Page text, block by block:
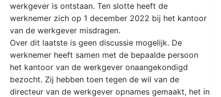
werkgever is ontstaan. Ten slotte heeft de
werknemer zich op 1 december 2022 bij het kantoor
van de werkgever misdragen.
Over dit laatste is geen discussie mogelijk. De
werknemer heeft samen met de bepaalde persoon
het kantoor van de werkgever onaangekondigd
bezocht. Zij hebben toen tegen de wil van de
directeur van de werkgever opnames gemaakt, het in